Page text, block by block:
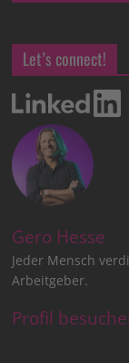
Let’s connect!
Gero Hesse
Jeder Mensch
Arbeitgeber.
Profil